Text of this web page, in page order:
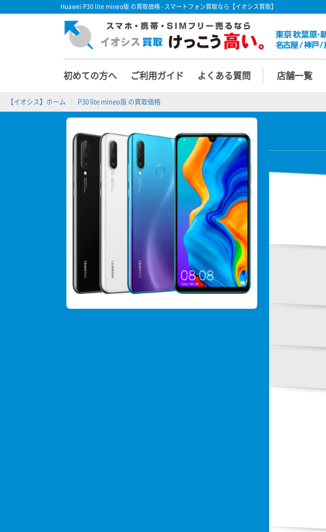
Huawei P30 lite mineo版 の買取価格 - スマートフォン買取なら【イオシス買取】
初めての方へ ご利用ガイド よくある質問 店舗一覧
【イオシス】ホーム P30 lite mineo版 の買取価格